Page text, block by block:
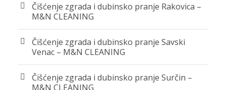
Čišćenje zgrada i dubinsko pranje Rakovica –
M&N CLEANING
Čišćenje zgrada i dubinsko pranje Savski
Venac – M&N CLEANING
Čišćenje zgrada i dubinsko pranje Surčin –
M&N CLEANING